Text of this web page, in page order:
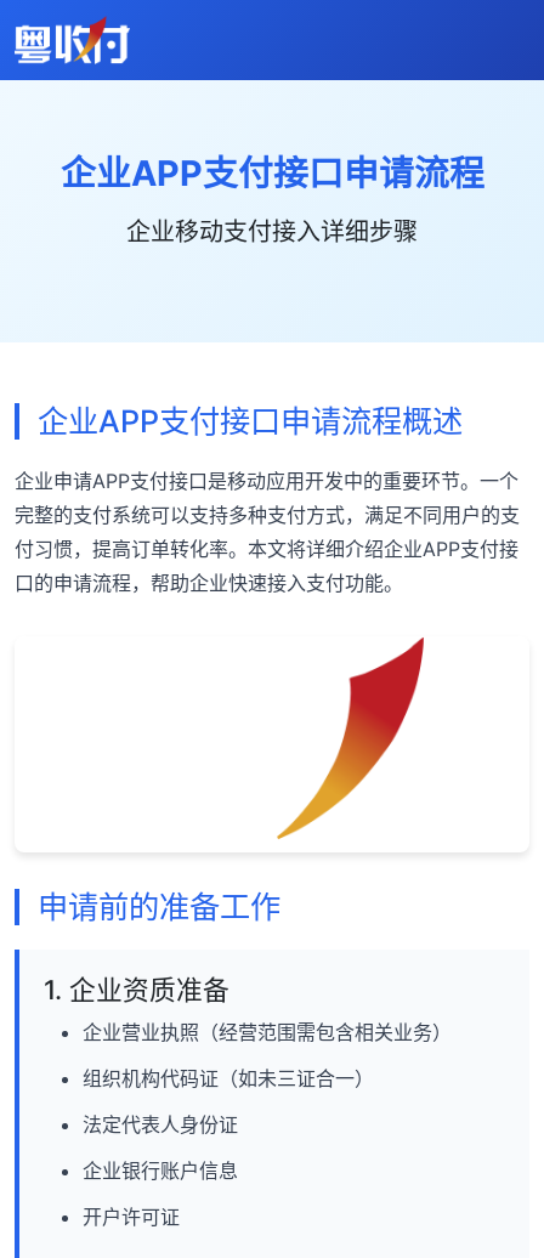
企业APP支付接口申请流程
企业移动支付接入详细步骤
企业APP支付接口申请流程概述
企业申请APP支付接口是移动应用开发中的重要环节。一个
完整的支付系统可以支持多种支付方式，满足不同用户的支
付习惯，提高订单转化率。本文将详细介绍企业APP支付接
口的申请流程，帮助企业快速接入支付功能。
申请前的准备工作
1. 企业资质准备
企业营业执照（经营范围需包含相关业务）
组织机构代码证（如未三证合一）
法定代表人身份证
企业银行账户信息
开户许可证